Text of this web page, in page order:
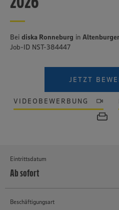
Bei diska Ronneburg in
Job-ID NST-384447
JETZT
VIDEOBEWERBUNG
Eintrittsdatum
Ab sofort
Beschäftigungsart